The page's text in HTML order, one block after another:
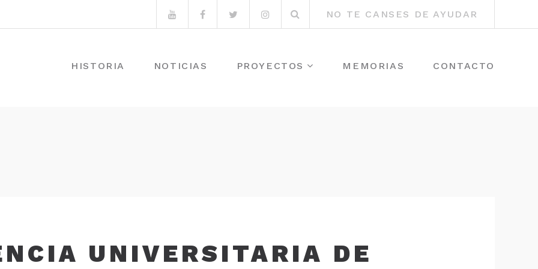
YoutubeFacebookTwitterInstagram
por:
NO TE CANSES DE AYUDAR
HISTORIA NOTICIAS PROYECTOS MEMORIAS CONTACTO
UNIVERSITARIA DE